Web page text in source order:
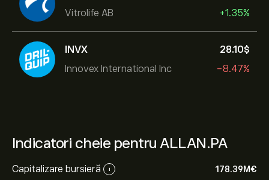
Vitrolife AB
+1.35%
INVX
Innovex International Inc
28.10‎$‎
-8.47%
Indicatori cheie pentru ALLAN.PA
Capitalizare bursieră i 178.39M‎€‎